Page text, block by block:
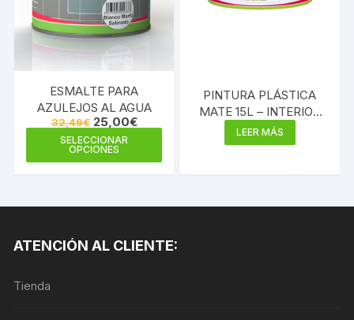
ESMALTE PARA
AZULEJOS AL AGUA
32,49€ El
precio
original
era:
25,00€El
precio
SELECCIONAR
OPCIONES
variantes.
opciones
PINTURA PLÁSTICA
MATE 15L – INTERIOR
MULTICOLOR 300
LEER MÁS
ATENCIÓN AL CLIENTE:
Tienda